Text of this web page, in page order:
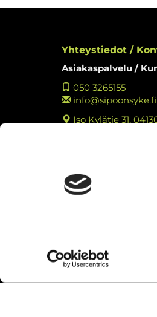
Yhteystiedot /
Asiakaspalvelu /
050 3265155
info@sipoonsyke.fi
Iso Kylätie 31,
Tulosta
Kokemuksia Sipoon